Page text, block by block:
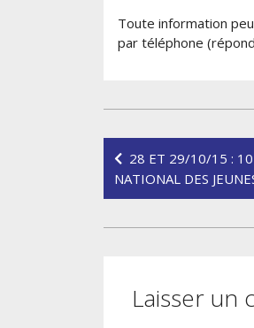
Toute information
par téléphone
Navigation
de
28 ET 29/10/15 :
NATIONAL DES
Laisser un